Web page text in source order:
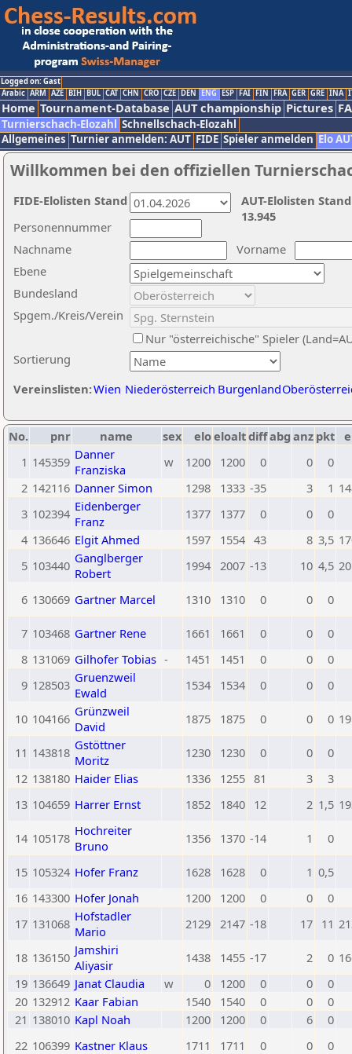
Logged on: Gast
Arabic ARM AZE BIH BUL CAT CHN CRO CZE DEN ENG ESP FAI FIN FRA GER GRE INA
Home Tournament-Database AUT championship Pictures
Turnierschach-Elozahl Schnellschach-Elozahl
Allgemeines Turnier anmelden: AUT FIDE Spieler anmelden Elo
Willkommen bei den offiziellen
Nachname
Vorname
Ebene
Sortierung
Personennummer
Bundesland
Spgem./Kreis/Verein
Nur "österreichische" Spieler
Vereinslisten:Wien Niederösterreich Burgenland
AUT-Elolisten
13.945
FIDE-Elolisten Stand
No. pnr name sex eloeloaltdiffabg anz pkt
1 145359 Danner
Franziska
w 1200 1200 0 0
0
2 142116 Danner Simon 1298 1333 -35 3 1
3 102394 Eidenberger
Franz
1377 1377 0 0
0
4 136646 Elgit Ahmed 1597 1554 43 8 3,5
5 103440 Ganglberger
Robert
1994 2007 -13 10 4,5
6 130669 Gartner Marcel 1310 1310 0 0 0
7 103468 Gartner Rene 1661 1661 0 0
0
8 131069 Gilhofer Tobias - 1451 1451 0 0
0
9 128503 Gruenzweil
Ewald
1534 1534 0 0 0
10 104166 Grünzweil
David
1875 1875 0 0 0
11 143818 Gstöttner
Moritz
1230 1230 0 0
0
12 138180 Haider Elias 1336 1255 81 3
3
13 104659 Harrer Ernst 1852 1840 12 2 1,5
14 105178 Hochreiter
Bruno
1356 1370 -14 1 0
15 105324 Hofer Franz 1628 1628 0 1 0,5
16 143300 Hofer Jonah 1200 1200 0 0
0
17 131068 Hofstadler
Mario
2129 2147 -18 17 11
18 136150 Jamshiri
Aliyasir
1438 1455 -17 2 0
19 136649 Janat Claudia w 0 1200 0 0
0
20 132912 Kaar Fabian 1540 1540 0 0
0
21 138010 Kapl Noah 1200 1200 0 6
0
22 106399 Kastner Klaus 1711 1711 0 0 0